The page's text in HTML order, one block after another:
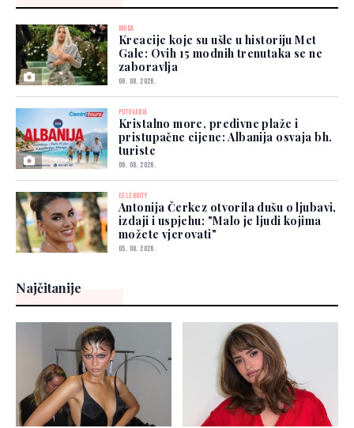
MODA
Kreacije koje su ušle u historiju Met
Gale: Ovih 15 modnih trenutaka se ne
zaboravlja
06. 08. 2026.
PUTOVANJA
Kristalno more, predivne plaže i
pristupačne cijene: Albanija osvaja bh.
turiste
06. 08. 2026.
CELEBRITY
Antonija Čerkez otvorila dušu o ljubavi,
izdaji i uspjehu: "Malo je ljudi kojima
možete vjerovati"
05. 08. 2026.
Najčitanije